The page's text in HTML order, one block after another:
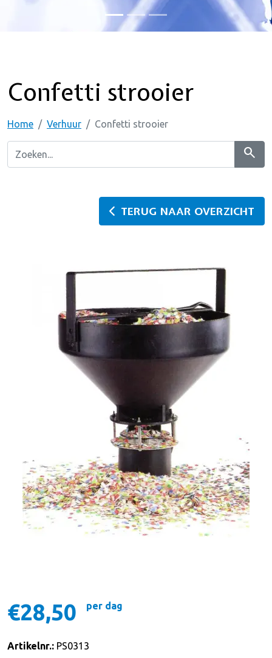
Confetti strooier
Home Verhuur Confetti strooier
search
TERUG NAAR OVERZICHT
€28,50 per dag
Artikelnr.: PS0313